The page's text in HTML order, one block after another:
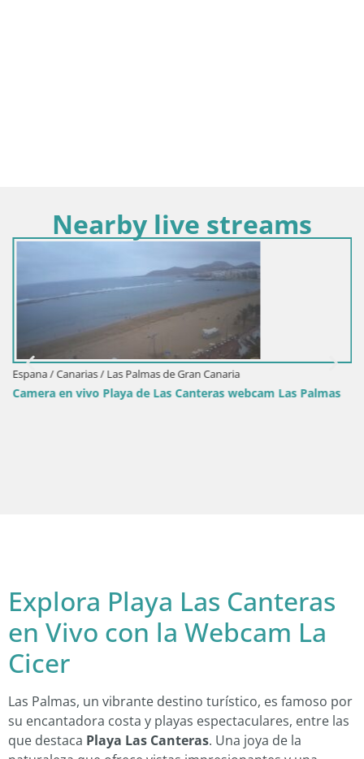
Nearby live streams
Espana / Canarias / Las Palmas de Gran Canaria
Camera en vivo Playa de Las Canteras webcam Las Palmas
Explora Playa Las Canteras
en Vivo con la Webcam La
Cicer
Las Palmas, un vibrante destino turístico, es famoso por
su encantadora costa y playas espectaculares, entre las
que destaca Playa Las Canteras. Una joya de la